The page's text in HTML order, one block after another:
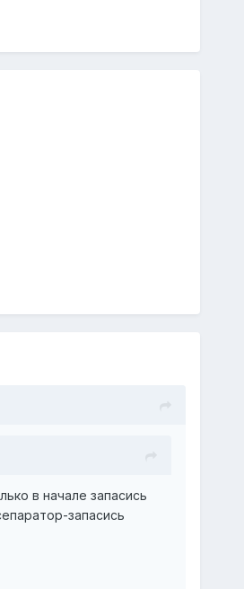
в начале запасись
запасись